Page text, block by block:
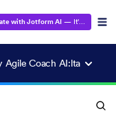
with Jotform AI — It's Free!
Agile Coach AI:lta